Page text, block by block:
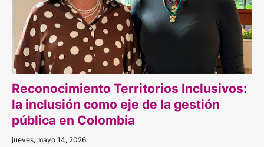
Reconocimiento Territorios Inclusivos:
la inclusión como eje de la gestión
pública en Colombia
jueves, mayo 14, 2026